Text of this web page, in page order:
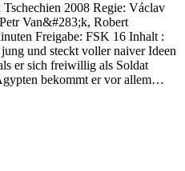
2008 Regie: Václav
Van&#283;k, Robert
Freigabe: FSK 16 Inhalt :
und steckt voller naiver Ideen
er sich freiwillig als Soldat
bekommt er vor allem…